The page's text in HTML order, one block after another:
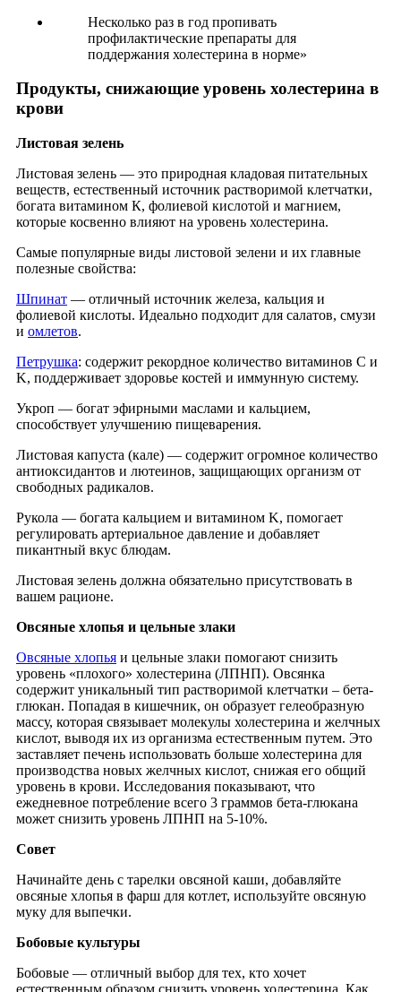
Несколько раз в год пропивать
профилактические препараты для
поддержания холестерина в норме»
Продукты, снижающие уровень холестерина в
крови
Листовая зелень
Листовая зелень — это природная кладовая питательных
веществ, естественный источник растворимой клетчатки,
богата витамином К, фолиевой кислотой и магнием,
которые косвенно влияют на уровень холестерина.
Самые популярные виды листовой зелени и их главные
полезные свойства:
Шпинат — отличный источник железа, кальция и
фолиевой кислоты. Идеально подходит для салатов, смузи
и омлетов.
Петрушка: содержит рекордное количество витаминов C и
K, поддерживает здоровье костей и иммунную систему.
Укроп — богат эфирными маслами и кальцием,
способствует улучшению пищеварения.
Листовая капуста (кале) — содержит огромное количество
антиоксидантов и лютеинов, защищающих организм от
свободных радикалов.
Рукола — богата кальцием и витамином K, помогает
регулировать артериальное давление и добавляет
пикантный вкус блюдам.
Листовая зелень должна обязательно присутствовать в
вашем рационе.
Овсяные хлопья и цельные злаки
Овсяные хлопья и цельные злаки помогают снизить
уровень «плохого» холестерина (ЛПНП). Овсянка
содержит уникальный тип растворимой клетчатки – бета-
глюкан. Попадая в кишечник, он образует гелеобразную
массу, которая связывает молекулы холестерина и желчных
кислот, выводя их из организма естественным путем. Это
заставляет печень использовать больше холестерина для
производства новых желчных кислот, снижая его общий
уровень в крови. Исследования показывают, что
ежедневное потребление всего 3 граммов бета-глюкана
может снизить уровень ЛПНП на 5-10%.
Совет
Начинайте день с тарелки овсяной каши, добавляйте
овсяные хлопья в фарш для котлет, используйте овсяную
муку для выпечки.
Бобовые культуры
Бобовые — отличный выбор для тех, кто хочет